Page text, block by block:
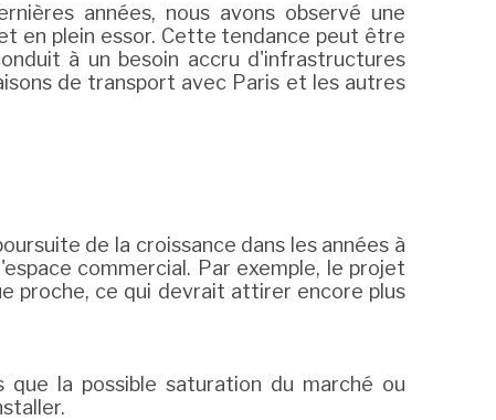
années, nous avons observé une
en plein essor. Cette tendance peut être
à un besoin accru d'infrastructures
de transport avec Paris et les autres
de la croissance dans les années à
commercial. Par exemple, le projet
proche, ce qui devrait attirer encore plus
la possible saturation du marché ou